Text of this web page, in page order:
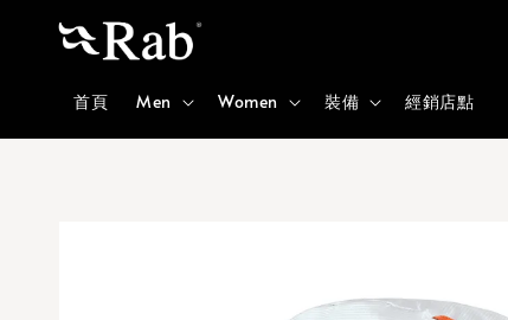
首頁 Men Women 裝備 經銷店點